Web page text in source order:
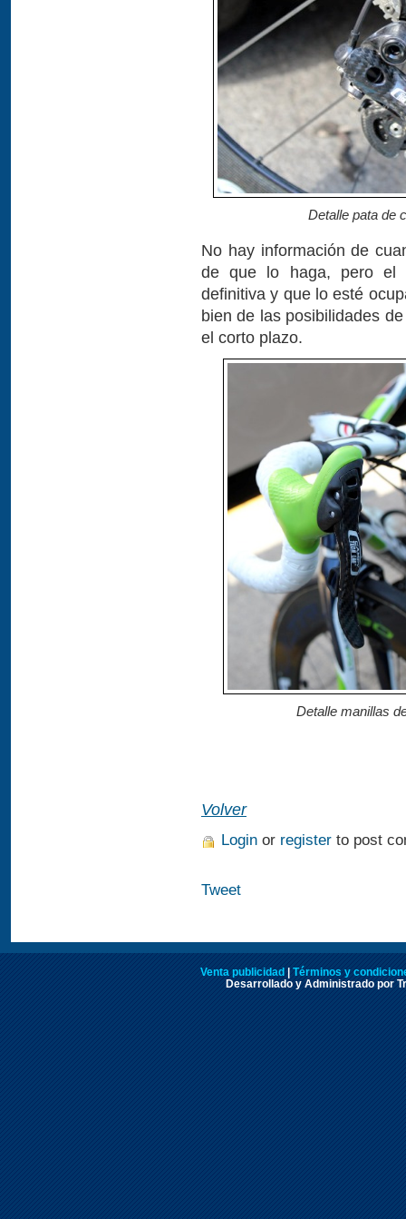
Detalle pata de
No hay información de
de que lo haga, pero el
definitiva y que lo esté
bien de las posibilidades
el corto plazo.
Detalle manillas
Volver
Login or register to post
Tweet
Venta publicidad
Términos y
Desarrollado y Administrado por